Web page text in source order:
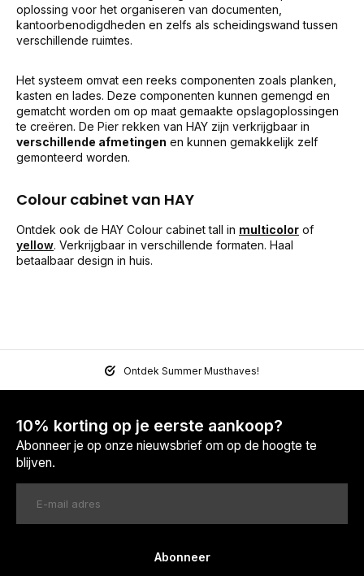
oplossing voor het organiseren van documenten,
kantoorbenodigdheden en zelfs als scheidingswand tussen
verschillende ruimtes.
Het systeem omvat een reeks componenten zoals planken,
kasten en lades. Deze componenten kunnen gemengd en
gematcht worden om op maat gemaakte opslagoplossingen
te creëren. De Pier rekken van HAY zijn verkrijgbaar in
verschillende afmetingen en kunnen gemakkelijk zelf
gemonteerd worden.
Colour cabinet van HAY
Ontdek ook de HAY Colour cabinet tall in multicolor of
yellow. Verkrijgbaar in verschillende formaten. Haal
betaalbaar design in huis.
Ontdek Summer Musthaves!
10% korting op je eerste aankoop?
Abonneer je op onze nieuwsbrief om op de hoogte te
blijven.
Abonneer